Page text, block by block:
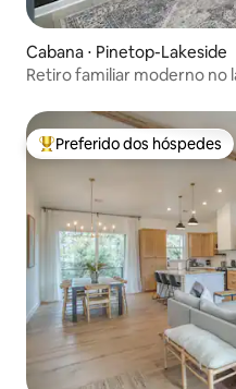
Cabana ⋅ Pinetop-Lakeside
Retiro familiar moderno no
Entre os melhores
Preferido dos hóspedes